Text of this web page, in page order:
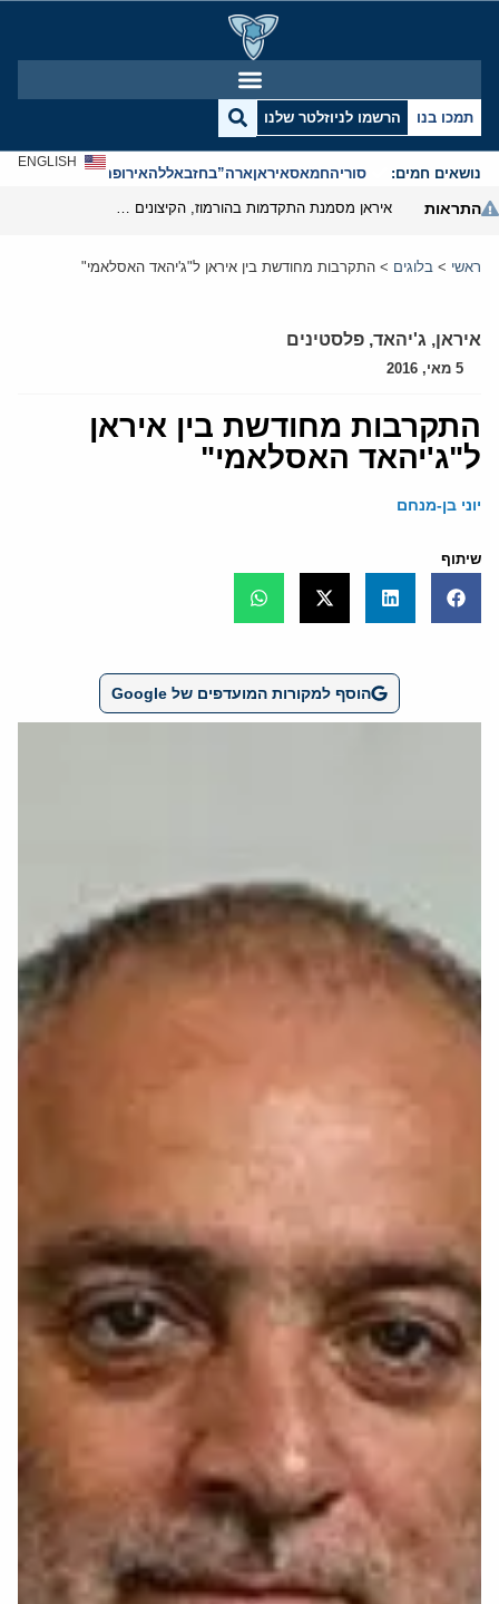
תמכו בנו הרשמו לניוזלטר שלנו
נושאים חמים: סוריהחמאסאיראןארה”בחזבאללהאירופהאנטישמיות
ENGLISH
התראות
ראשי > בלוגים > התקרבות מחודשת בין איראן ל"ג'יהאד האסלאמי"
איראן, ג'יהאד, פלסטינים
5 מאי, 2016
התקרבות מחודשת בין איראן
ל"ג'יהאד האסלאמי"
יוני בן-מנחם
שיתוף
הוסף למקורות המועדפים של Google